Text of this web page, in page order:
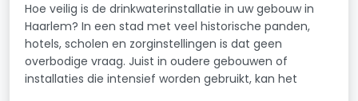
Hoe veilig is de drinkwaterinstallatie in uw gebouw in
Haarlem? In een stad met veel historische panden,
hotels, scholen en zorginstellingen is dat geen
overbodige vraag. Juist in oudere gebouwen of
installaties die intensief worden gebruikt, kan het